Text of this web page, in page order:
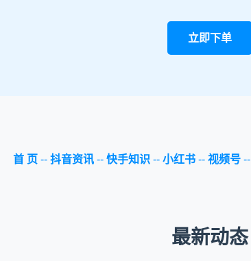
立即下单
首 页 -- 抖音资讯 -- 快手知识 -- 小红书 -- 视频号 --
最新动态